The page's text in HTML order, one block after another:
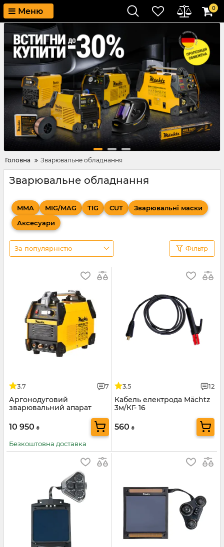
Меню 0
Головна Зварювальне обладнання
Зварювальне обладнання
MMA MIG/MAG TIG CUT
Зварювальні маски
Аксесуари
За популярністю Фільтр
3.7 7
Аргонодуговий
зварювальний апарат
10 950 ₴
Безкоштовна доставка
3.5 12
Кабель електрода Mächtz
3м/КГ- 16
560 ₴